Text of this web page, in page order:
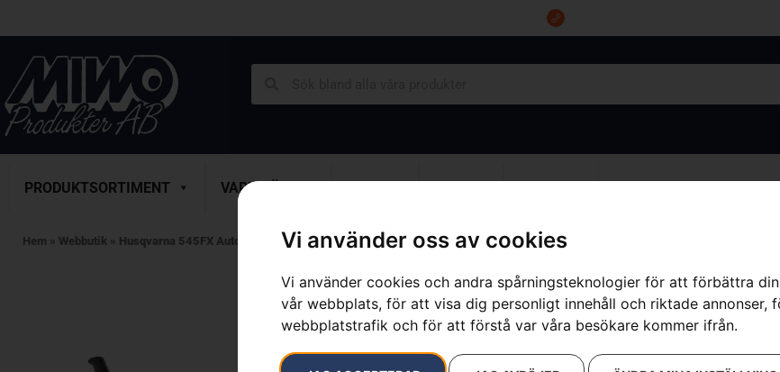
Vi använder oss av cookies
Vi använder cookies och andra spårningsteknologier för att förbättra
vår webbplats, för att visa dig personligt innehåll och riktade annonser,
webbplatstrafik och för att förstå var våra besökare kommer ifrån.
PRODUKTSORTIMENT VARUMÄRKEN
Hem » Webbutik » Husqvarna 545FX AutoTune™
Kategorier: